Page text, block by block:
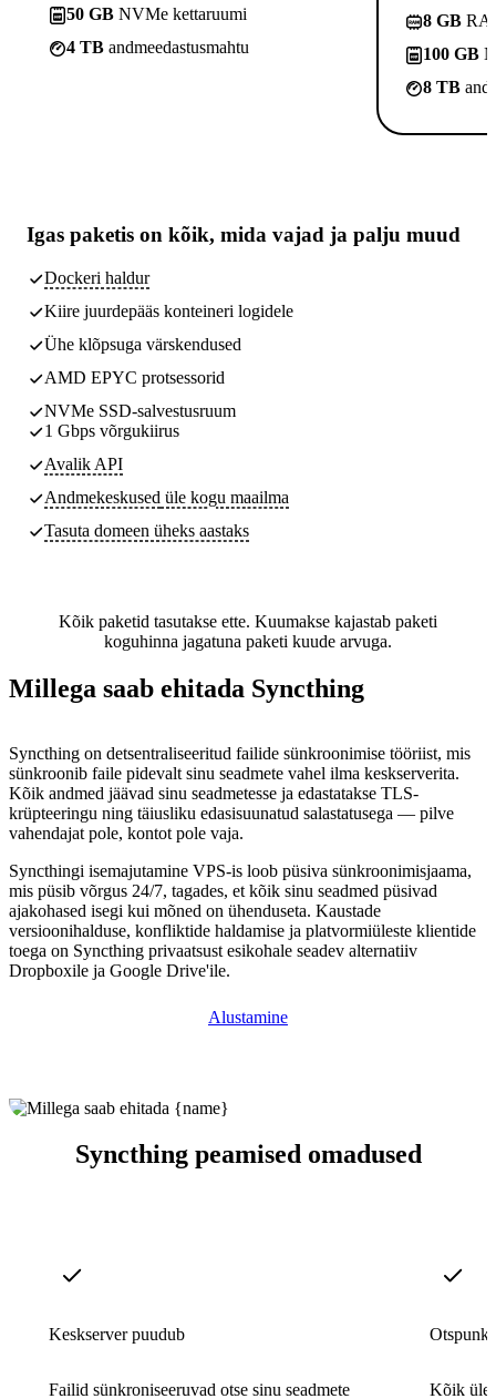
50 GB NVMe kettaruumi
4 TB andmeedastusmahtu
8 GB
100 GB
8 TB
Igas paketis on kõik, mida vajad ja palju muud
Dockeri haldur
Kiire juurdepääs konteineri logidele
Ühe klõpsuga värskendused
AMD EPYC protsessorid
NVMe SSD-salvestusruum
1 Gbps võrgukiirus
Avalik API
Andmekeskused üle kogu maailma
Tasuta domeen üheks aastaks
Kõik paketid tasutakse ette. Kuumakse kajastab paketi
koguhinna jagatuna paketi kuude arvuga.
Millega saab ehitada Syncthing
Syncthing on detsentraliseeritud failide sünkroonimise tööriist, mis
sünkroonib faile pidevalt sinu seadmete vahel ilma keskserverita.
Kõik andmed jäävad sinu seadmetesse ja edastatakse TLS-
krüpteeringu ning täiusliku edasisuunatud salastatusega — pilve
vahendajat pole, kontot pole vaja.
Syncthingi isemajutamine VPS-is loob püsiva sünkroonimisjaama,
mis püsib võrgus 24/7, tagades, et kõik sinu seadmed püsivad
ajakohased isegi kui mõned on ühenduseta. Kaustade
versioonihalduse, konfliktide haldamise ja platvormiüleste klientide
toega on Syncthing privaatsust esikohale seadev alternatiiv
Dropboxile ja Google Drive'ile.
Alustamine
Syncthing peamised omadused
Keskserver puudub
Failid sünkroniseeruvad otse sinu seadmete Kõik